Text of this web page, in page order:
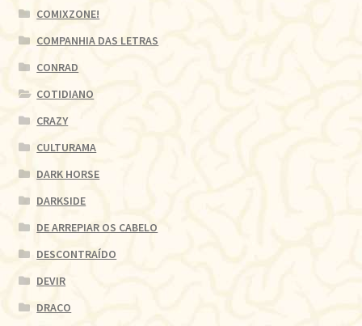
COMIXZONE!
COMPANHIA DAS LETRAS
CONRAD
COTIDIANO
CRAZY
CULTURAMA
DARK HORSE
DARKSIDE
DE ARREPIAR OS CABELO
DESCONTRAÍDO
DEVIR
DRACO